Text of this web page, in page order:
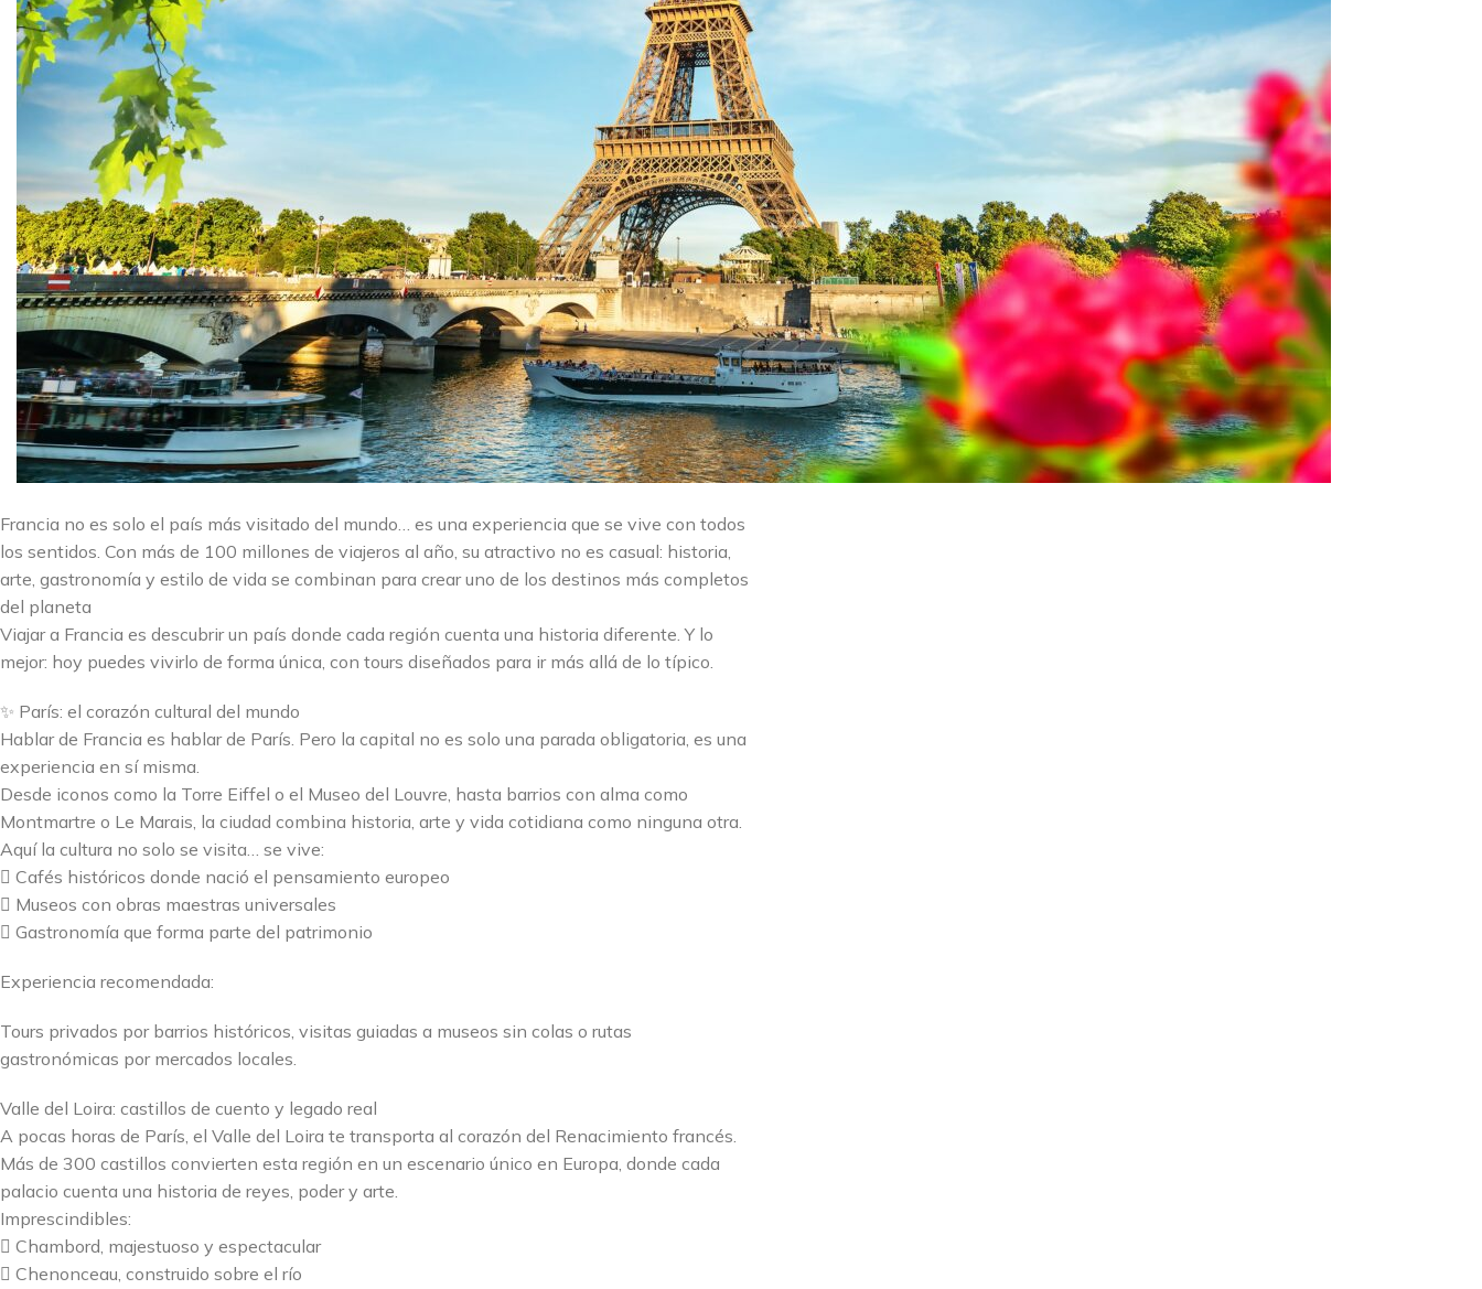
Francia no es solo el país más visitado del mundo… es una experiencia que se vive con todos
los sentidos. Con más de 100 millones de viajeros al año, su atractivo no es casual: historia,
arte, gastronomía y estilo de vida se combinan para crear uno de los destinos más completos
del planeta
Viajar a Francia es descubrir un país donde cada región cuenta una historia diferente. Y lo
mejor: hoy puedes vivirlo de forma única, con tours diseñados para ir más allá de lo típico.
✨ París: el corazón cultural del mundo
Hablar de Francia es hablar de París. Pero la capital no es solo una parada obligatoria, es una
experiencia en sí misma.
Desde iconos como la Torre Eiffel o el Museo del Louvre, hasta barrios con alma como
Montmartre o Le Marais, la ciudad combina historia, arte y vida cotidiana como ninguna otra.
Aquí la cultura no solo se visita… se vive:
 Cafés históricos donde nació el pensamiento europeo
 Museos con obras maestras universales
 Gastronomía que forma parte del patrimonio
Experiencia recomendada:
Tours privados por barrios históricos, visitas guiadas a museos sin colas o rutas
gastronómicas por mercados locales.
Valle del Loira: castillos de cuento y legado real
A pocas horas de París, el Valle del Loira te transporta al corazón del Renacimiento francés.
Más de 300 castillos convierten esta región en un escenario único en Europa, donde cada
palacio cuenta una historia de reyes, poder y arte.
Imprescindibles:
 Chambord, majestuoso y espectacular
 Chenonceau, construido sobre el río